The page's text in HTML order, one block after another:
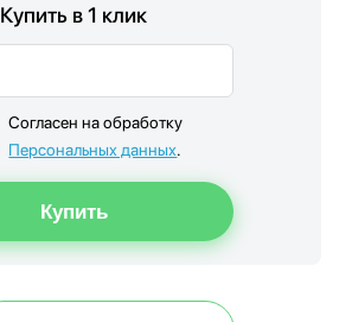
Купить в 1 клик
Согласен на обработку
Персональных данных.